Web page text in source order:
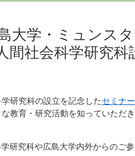
島大学・ミュンス
社会科学研究科
研究科の設立を記念したセミナ
教育・研究活動を知っていただ
研究科や広島大学内外からのご参